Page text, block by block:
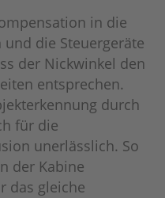
in die
die Steuergeräte
der Nickwinkel den
entsprechen.
durch
für die
unerlässlich. So
der Kabine
das gleiche